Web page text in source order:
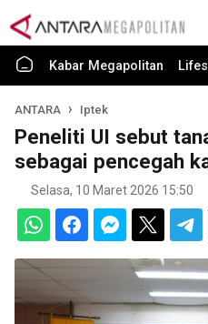
Kabar Megapolitan
ANTARA Iptek
Peneliti UI sebut
sebagai pencegah
Selasa, 10 Maret 2026 15:50